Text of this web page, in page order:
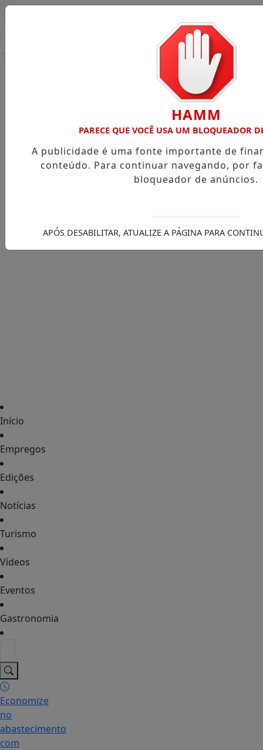
Entrar
Início
Empregos
Edições
Notícias
Turismo
Vídeos
Eventos
Gastronomia
Economize
no
abastecimento
com
HAMM
PARECE QUE VOCÊ USA UM BLOQUEADOR
A publicidade é uma fonte importante de
conteúdo. Para continuar navegando, por
bloqueador de anúncios.
APÓS DESABILITAR, ATUALIZE A PÁGINA PARA